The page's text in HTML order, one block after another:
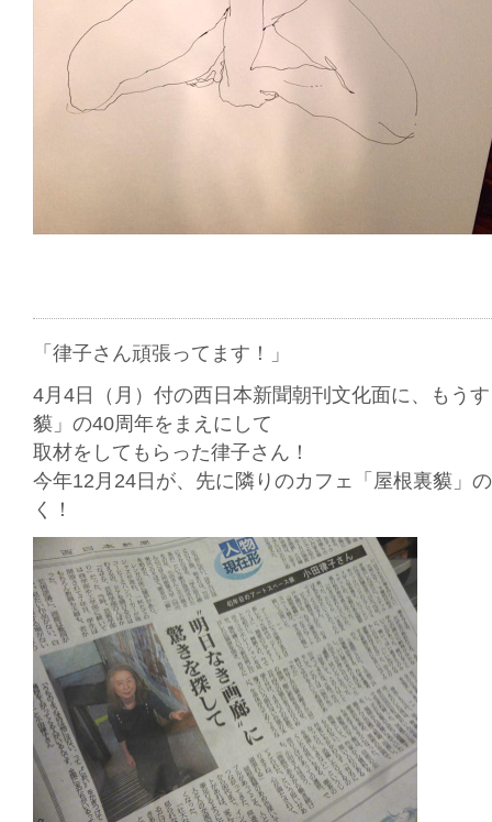
「律子さん頑張ってます！」
4月4日（月）付の西日本新聞朝刊文化面に、もう
貘」の40周年をまえにして
取材をしてもらった律子さん！
今年12月24日が、先に隣りのカフェ「屋根裏貘」
く！